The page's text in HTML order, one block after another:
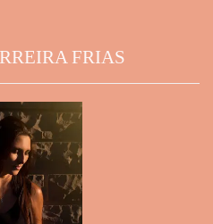
FRIAS